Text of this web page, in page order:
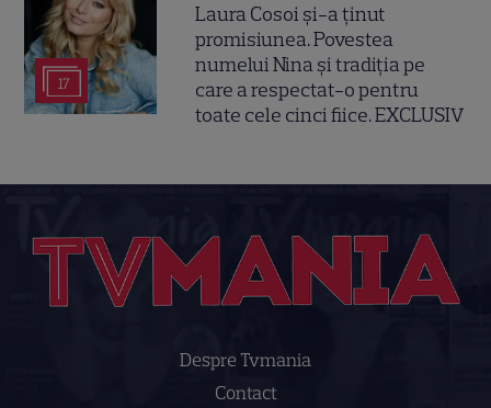
17
Laura Cosoi și-a ținut
promisiunea. Povestea
numelui Nina și tradiția pe
care a respectat-o pentru
toate cele cinci fiice. EXCLUSIV
Despre Tvmania
Contact